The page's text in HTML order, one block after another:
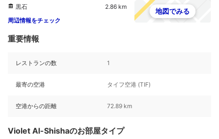
黒石
2.86 km
周辺情報をチェック
地図でみる
重要情報
レストランの数 1
最寄の空港 タイフ空港 (TIF)
空港からの距離 72.89 km
Violet Al-Shishaのお部屋タイプ